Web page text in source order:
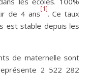
de 4 ans
[1]
. Ce taux
est stable depuis les
de maternelle sont
2 522 282